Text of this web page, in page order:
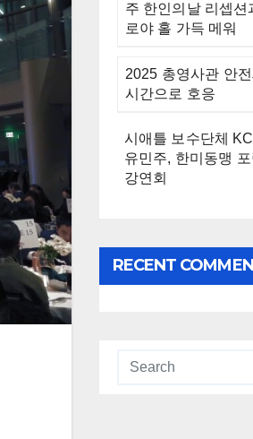
주 한인의날 리셉션
로야 홀 가득 메워
2025 총영사관 안
시간으로 호응
시애틀 보수단체
유민주, 한미동맹
강연회
RECENT